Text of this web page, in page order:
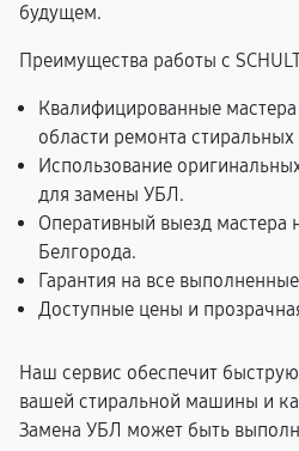
будущем.
Преимущества работы с
Квалифицированные
области ремонта
Использование
для замены УБЛ.
Оперативный выезд мастера
Белгорода.
Гарантия на все
Доступные цены и
Наш сервис обеспечит
вашей стиральной машины и
Замена УБЛ может быть